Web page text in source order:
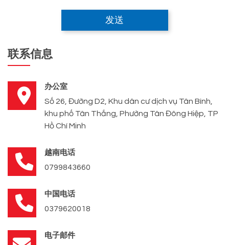
发送
联系信息
办公室
Số 26, Đường D2, Khu dân cư dịch vụ Tân Bình,
khu phố Tân Thắng, Phường Tân Đông Hiệp, TP
Hồ Chí Minh
越南电话
0799843660
中国电话
0379620018
电子邮件